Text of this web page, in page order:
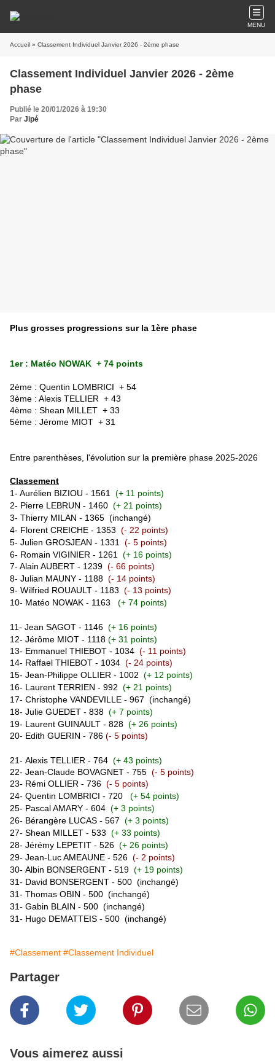
MENU
Accueil » Classement Individuel Janvier 2026 - 2ème phase
Classement Individuel Janvier 2026 - 2ème
phase
Publié le 20/01/2026 à 19:30
Par Jipé
Plus grosses progressions sur la 1ère phase
1er : Matéo NOWAK + 74 points
2ème : Quentin LOMBRICI + 54
3ème : Alexis TELLIER + 43
4ème : Shean MILLET + 33
5ème : Jérome MIOT + 31
Entre parenthèses, l'évolution sur la première phase 2025-2026
Classement
1- Aurélien BIZIOU - 1561 (+ 11 points)
2- Pierre LEBRUN - 1460 (+ 21 points)
3- Thierry MILAN - 1365 (inchangé)
4- Florent CREICHE - 1353 (- 22 points)
5- Julien GROSJEAN - 1331
(- 5 points)
6- Romain VIGINIER - 1261 (+ 16 points)
7- Alain AUBERT - 1239 (- 66 points)
8- Julian MAUNY - 1188 (- 14 points)
9- Wilfried ROUAULT - 1183 (- 13 points)
10- Matéo NOWAK - 1163
(+ 74 points)
11- Jean SAGOT - 1146 (+ 16 points)
12- Jérôme MIOT - 1118 (+ 31 points)
13- Emmanuel THIEBOT - 1034 (- 11 points)
14- Raffael THIEBOT - 1034 (- 24 points)
15- Jean-Philippe OLLIER - 1002 (+ 12 points)
16- Laurent TERRIEN - 992 (+ 21 points)
17- Christophe VANDEVILLE - 967 (inchangé)
18- Julie GUEDET - 838 (+ 7 points)
19- Laurent GUINAULT - 828 (+ 26 points)
20- Edith GUERIN - 786 (- 5 points)
21- Alexis TELLIER - 764 (+ 43 points)
22- Jean-Claude BOVAGNET - 755 (- 5 points)
23- Rémi OLLIER - 736 (- 5 points)
24- Quentin LOMBRICI - 720
(+ 54 points)
25- Pascal AMARY - 604 (+ 3 points)
26- Bérangère LUCAS - 567 (+ 3 points)
27- Shean MILLET - 533 (+ 33 points)
28- Jérémy LEPETIT - 526 (+ 26 points)
29- Jean-Luc AMEAUNE - 526 (- 2 points)
30- Albin BONSERGENT - 519 (+ 19 points)
31- David BONSERGENT - 500 (inchangé)
31- Thomas OBIN - 500 (inchangé)
31- Gabin BLAIN - 500 (inchangé)
31- Hugo DEMATTEIS - 500 (inchangé)
#Classement #Classement Individuel
Partager
Vous aimerez aussi